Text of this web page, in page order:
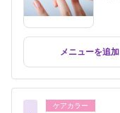
メニューを追加
ケアカラー